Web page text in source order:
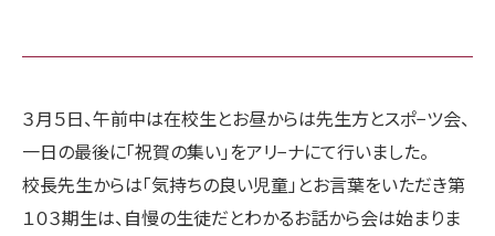
３月５日、午前中は在校生とお昼からは先生方とスポ−ツ会、
一日の最後に「祝賀の集い」をアリ−ナにて行いました。
校長先生からは「気持ちの良い児童」とお言葉をいただき第
１０３期生は、自慢の生徒だとわかるお話から会は始まりま